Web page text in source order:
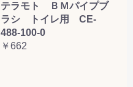
テラモト ＢＭパイプブ
ラシ トイレ用 CE-
488-100-0
￥662